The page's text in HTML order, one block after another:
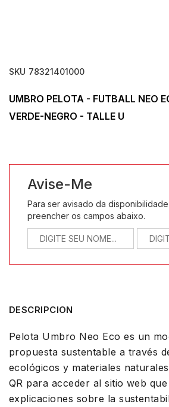
SKU 78321401000
UMBRO PELOTA - FUTBALL NEO
VERDE-NEGRO - TALLE U
Avise-Me
Para ser avisado da
preencher os campos abaixo.
DESCRIPCION
Pelota Umbro Neo Eco es un
propuesta sustentable a través
ecológicos y materiales
QR para acceder al sitio web
explicaciones sobre la